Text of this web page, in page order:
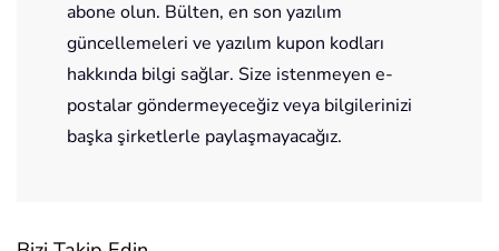
abone olun. Bülten, en son yazılım
güncellemeleri ve yazılım kupon kodları
hakkında bilgi sağlar. Size istenmeyen e-
postalar göndermeyeceğiz veya bilgilerinizi
başka şirketlerle paylaşmayacağız.